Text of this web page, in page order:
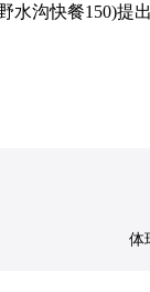
水沟快餐150)提
体